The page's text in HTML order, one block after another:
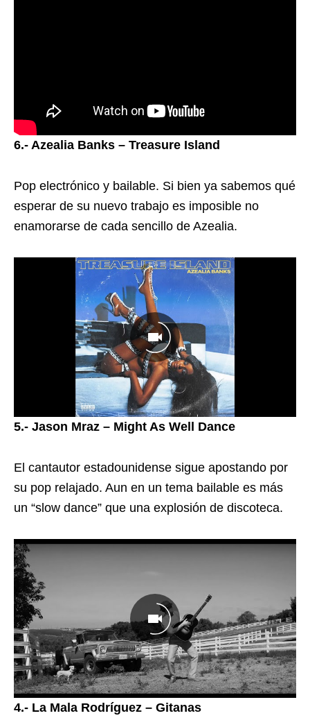
6.- Azealia Banks – Treasure Island
Pop electrónico y bailable. Si bien ya sabemos qué
esperar de su nuevo trabajo es imposible no
enamorarse de cada sencillo de Azealia.
5.- Jason Mraz – Might As Well Dance
El cantautor estadounidense sigue apostando por
su pop relajado. Aun en un tema bailable es más
un “slow dance” que una explosión de discoteca.
4.- La Mala Rodríguez – Gitanas